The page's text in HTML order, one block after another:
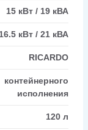
15 кВт / 19 кВА
16.5 кВт / 21 кВА
RICARDO
контейнерного
исполнения
120 л